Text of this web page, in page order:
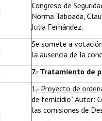
Congreso de
Norma Taboada,
Julia Fernández.
Se somete a
la ausencia de la
7.- Tratamiento de
1.- Proyecto de
de femicidio”. Autor:
las comisiones de